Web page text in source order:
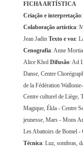
FICHA ARTÍSTICA
Criação e interpretação
Colaboração artística:
Jean JadinTexto e voz:
Cenografia: Anne
Alice KholDifusão: Ad
Danse, Centre
de la Fédération
Centre culturel de Liège,
Magique, Ékla - Centre
jeunesse, Mars - Mons
Les Abattoirs de Bomel -
Técnica: Luz, sombras,